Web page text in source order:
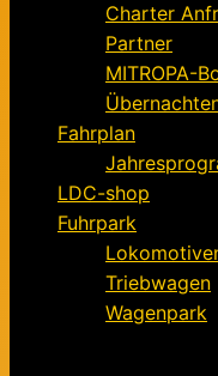
Charter
Partner
MITROPA-
Fahrplan
LDC-shop
Fuhrpark
Triebwagen
Wagenpark